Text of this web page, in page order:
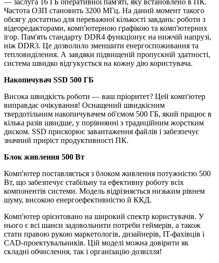
Частота ОЗП становить 3200 МГц. На даний момент такого
обсягу достатньо для переважної кількості завдань: роботи з
відеоредакторами, комп'ютерною графікою та комп'ютерних
ігор. Пам'ять стандарту DDR4 функціонує на нижчій напрузі,
ніж DDR3. Це дозволило зменшити енергоспоживання та
тепловиділення. А завдяки підвищеній пропускній здатності,
система швидко відгукується на кожну дію користувача.
Накопичувач SSD 500 ГБ
Висока швидкість роботи — ваш пріоритет? Цей комп'ютер
виправдає очікування! Оснащений швидкісним
твердотільним накопичувачем об'ємом 500 ГБ, який працює в
кілька разів швидше, у порівнянні з традиційним жорстким
диском. SSD прискорює завантаження файлів і забезпечує
значний приріст продуктивності ПК.
Блок живлення 500 Вт
Комп'ютер поставляється з блоком живлення потужністю 500
Вт, що забезпечує стабільну та ефективну роботу всіх
компонентів системи. Модель відрізняється низьким рівнем
шуму, високою енергоефективністю й ККД.
Комп'ютер орієнтовано на широкий спектр користувачів. У
нього є всі шанси задовольнити потреби геймерів, а також
стати правою рукою маркетологів, дизайнерів, IT-фахівців і
CAD-проектувальників. Цій моделі можна довірити як
складні обчислення, так і організацію дозвілля!